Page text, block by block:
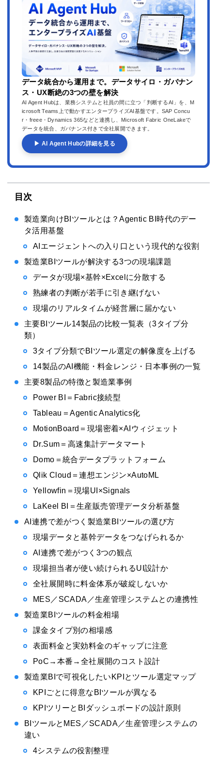
データ統合から運用まで。データサイロ・ガバナン
ス・UX断絶の3つの壁を解決
AI Agent Hubは、業務システムと社員の間に立つ「判断するAI」を、M
icrosoft Teams上で動かすエンタープライズAI基盤です。SAP Concu
r・freee・Dynamics 365などと連携し、Microsoft Fabric OneLakeで
データを統合、ガバナンス付きで全社展開できます。
▶ AI Agent Hubの詳細を見る
目次
製造業向けBIツールとは？Agentic BI時代のデー
タ活用基盤
AIエージェントへの入り口という現代的な役割
製造業BIツールが解決する3つの現場課題
データが現場×基幹×Excelに分散する
熟練者の判断が若手に引き継げない
現場のリアルタイムが経営層に届かない
主要BIツール14製品の比較一覧表（3タイプ分
類）
3タイプ分類でBIツール選定の解像度を上げる
14製品のAI機能・料金レンジ・日本事例の一覧
主要8製品の特徴と製造業事例
Power BI＝Fabric接続型
Tableau＝Agentic Analytics化
MotionBoard＝現場密着×AIウィジェット
Dr.Sum＝高速集計データマート
Domo＝統合データプラットフォーム
Qlik Cloud＝連想エンジン×AutoML
Yellowfin＝現場UI×Signals
LaKeel BI＝生産販売管理データ分析基盤
AI連携で差がつく製造業BIツールの選び方
現場データと基幹データをつなげられるか
AI連携で差がつく3つの観点
現場担当者が使い続けられるUI設計か
全社展開時に料金体系が破綻しないか
MES／SCADA／生産管理システムとの連携性
製造業BIツールの料金相場
課金タイプ別の相場感
表面料金と実効料金のギャップに注意
PoC→本番→全社展開のコスト設計
製造業BIで可視化したいKPIとツール選定マップ
KPIごとに得意なBIツールが異なる
KPIツリーとBIダッシュボードの設計原則
BIツールとMES／SCADA／生産管理システムの
違い
4システムの役割整理